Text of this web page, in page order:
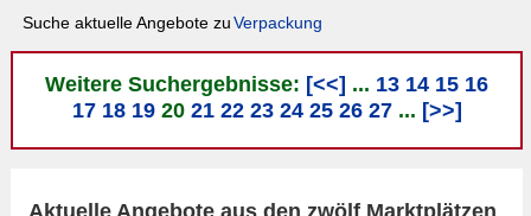
Suche aktuelle Angebote zuVerpackung
Weitere Suchergebnisse: [<<] ... 13 14 15 16
17 18 1920 21 22 23 24 25 26 27... [>>]
Aktuelle Angebote aus den zwölf Marktplätzen